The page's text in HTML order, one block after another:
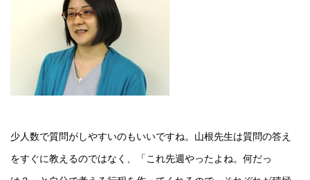
少人数で質問がしやすいのもいいですね。山根先生は質問の答え
をすぐに教えるのではなく、「これ先週やったよね。何だっ